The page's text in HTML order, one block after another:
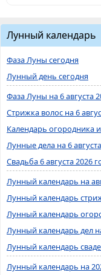
Лунный календарь
Фаза Луны сегодня
Лунный день сегодня
Фаза Луны на 6 августа
Стрижка волос на 6
Календарь огородника и
Лунные дела на 6
Свадьба 6 августа 2026
Лунный календарь на
Лунный календарь
Лунный календарь
Лунный календарь дел
Лунный календарь
Лунный календарь на